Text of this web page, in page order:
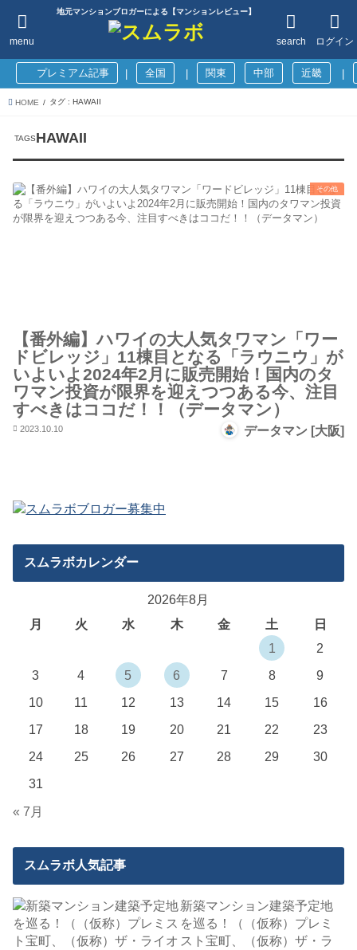
地元マンションブロガーによる【マンションレビュー】
ログイン
search
menu
プレミアム記事 全国 関東 中部 近畿
HOME タグ : HAWAII
HAWAII
その他
【番外編】ハワイの大人気タワマン「ワー
ドビレッジ」11棟目となる「ラウニウ」が
いよいよ2024年2月に販売開始！国内のタ
ワマン投資が限界を迎えつつある今、注目
すべきはココだ！！（データマン）
2023.10.10 データマン [大阪]
スムラボカレンダー
2026年8月
月
火 水 木 金 土
日
1
2
3
4 5 6 7 8
9
10
11 12 13 14 15
16
17
18 19 20 21 22
23
24
25 26 27 28 29
30
31
« 7月
スムラボ人気記事
新築マンション建築予定地
を巡る！（（仮称）プレミ
スト宝町、（仮称）ザ・ラ